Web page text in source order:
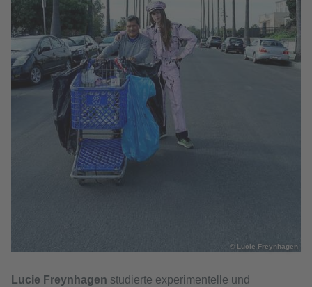
© Lucie Freynhagen
Lucie Freynhagen studierte experimentelle und